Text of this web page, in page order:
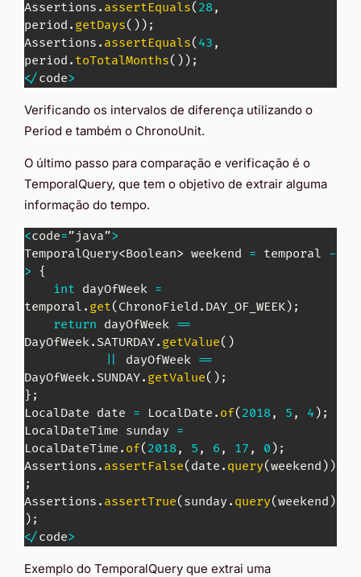
Assertions . assertEquals( 28,
period . getDays( ) ) ;
Assertions . assertEquals( 43 ,
period . toTotalMonths( ) ) ;
</code>
Verificando os intervalos de diferença utilizando o
Period e também o ChronoUnit.
O último passo para comparação e verificação é o
TemporalQuery, que tem o objetivo de extrair alguma
informação do tempo.
<code=”java”>
TemporalQuery<Boolean> weekend = temporal -
> {
int dayOfWeek =
temporal . get( ChronoField . DAY_OF_WEEK) ;
return dayOfWeek ==
DayOfWeek. SATURDAY. getValue( )
dayOfWeek ==
DayOfWeek. SUNDAY. getValue( ) ;
} ;
LocalDate date = LocalDate . of( 2018, 5 , 4 ) ;
LocalDateTime sunday =
LocalDateTime . of( 2018, 5 , 6 , 17 , 0 ) ;
Assertions . assertFalse( date . query(weekend ) )
;
Assertions . assertTrue( sunday . query(weekend )
) ;
</code>
Exemplo do TemporalQuery que extrai uma